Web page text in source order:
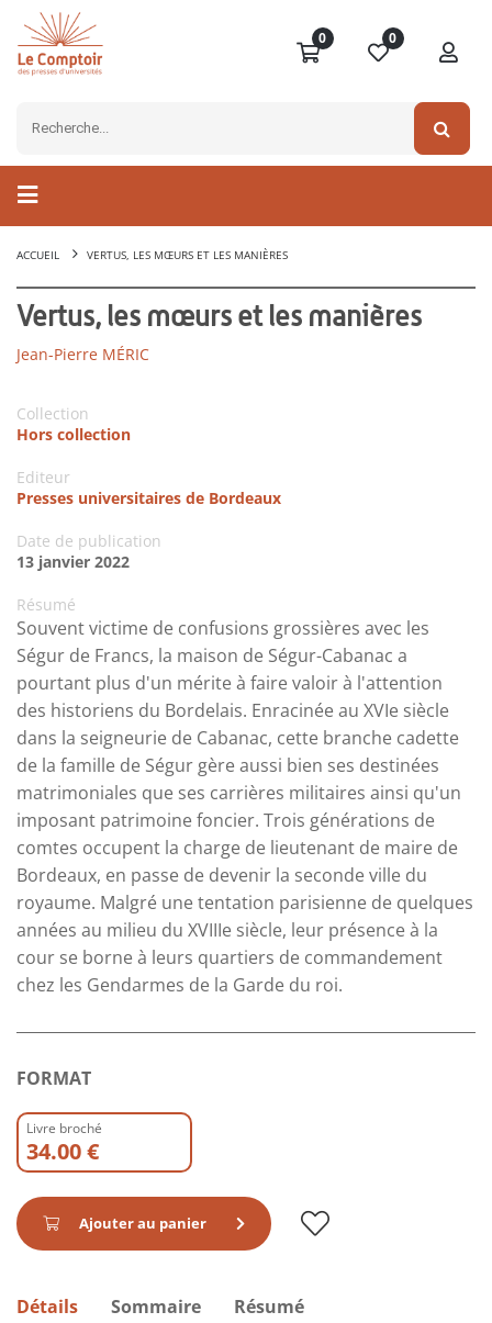
0 0
ACCUEIL VERTUS, LES MŒURS ET LES MANIÈRES
Vertus, les mœurs et les manières
Jean-Pierre MÉRIC
Collection
Hors collection
Editeur
Presses universitaires de Bordeaux
Date de publication
13 janvier 2022
Résumé
Souvent victime de confusions grossières avec les
Ségur de Francs, la maison de Ségur-Cabanac a
pourtant plus d'un mérite à faire valoir à l'attention
des historiens du Bordelais. Enracinée au XVIe siècle
dans la seigneurie de Cabanac, cette branche cadette
de la famille de Ségur gère aussi bien ses destinées
matrimoniales que ses carrières militaires ainsi qu'un
imposant patrimoine foncier. Trois générations de
comtes occupent la charge de lieutenant de maire de
Bordeaux, en passe de devenir la seconde ville du
royaume. Malgré une tentation parisienne de quelques
années au milieu du XVIIIe siècle, leur présence à la
cour se borne à leurs quartiers de commandement
chez les Gendarmes de la Garde du roi.
FORMAT
Livre broché
34.00 €
Ajouter au panier
Détails Sommaire Résumé